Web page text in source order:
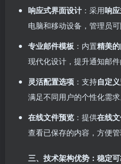
响应式界面设计：采用响
电脑和移动设备，管理员
专业邮件模板 ：内置精美
现代化设计，提升通知邮件
灵活配置选项 ：支持自定
满足不同用户的个性化需求
在线文件预览 ：提供在线
查看已保存的内容，方便管
三、技术架构优势：稳定